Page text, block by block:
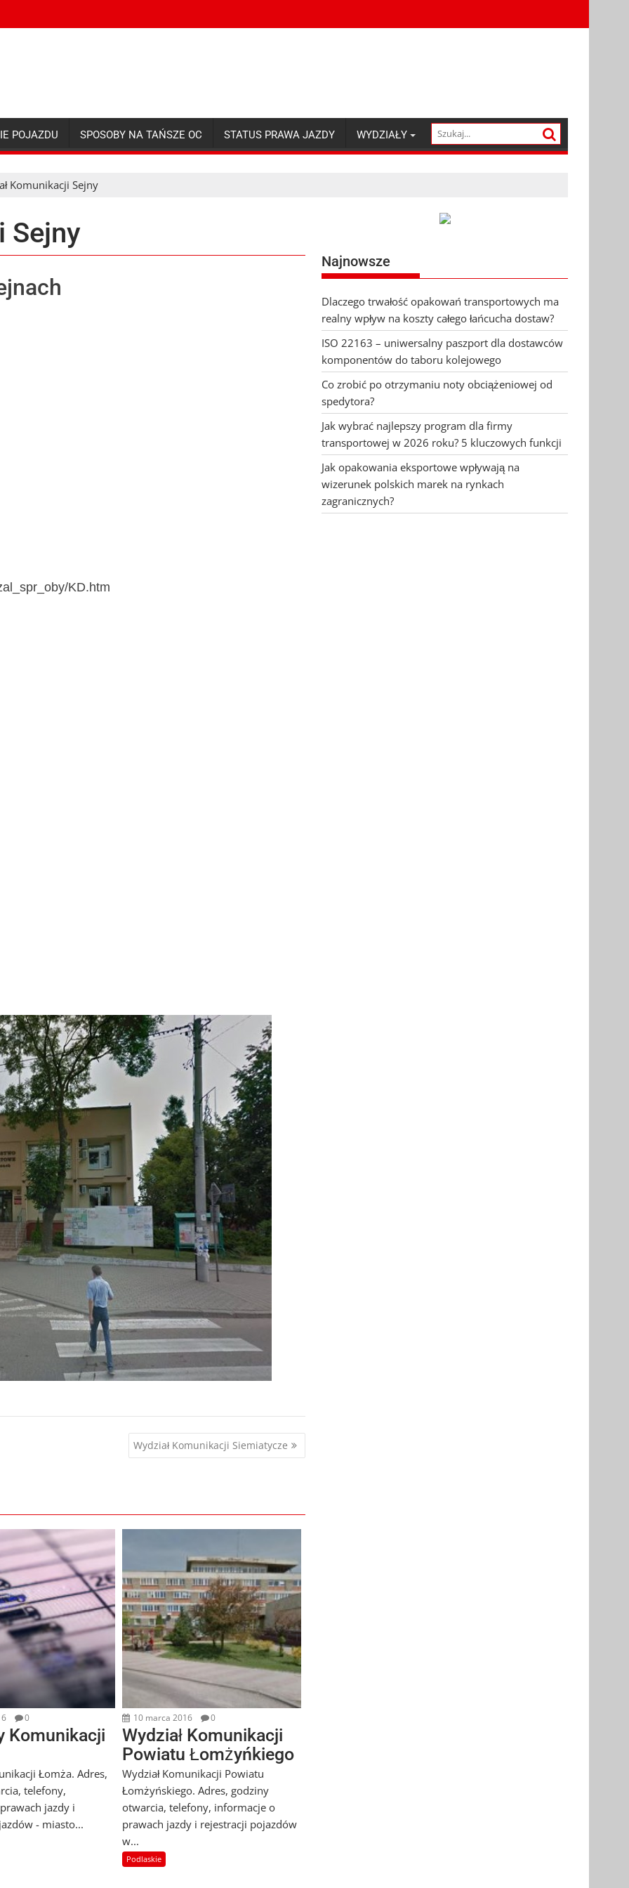
POJAZDU SPOSOBY NA TAŃSZE OC STATUS PRAWA JAZDY WYDZIAŁY
Komunikacji Sejny
Sejny
KD.htm
Wydział Komunikacji Siemiatycze
0
Komunikacji
Łomża. Adres,
telefony,
jazdy i
- miasto...
10 marca 2016 0
Wydział Komunikacji
Powiatu Łomżyńkiego
Wydział Komunikacji Powiatu
Łomżyńskiego. Adres, godziny
otwarcia, telefony, informacje o
prawach jazdy i rejestracji pojazdów
w...
Podlaskie
Najnowsze
Dlaczego trwałość opakowań transportowych ma
realny wpływ na koszty całego łańcucha dostaw?
ISO 22163 – uniwersalny paszport dla dostawców
komponentów do taboru kolejowego
Co zrobić po otrzymaniu noty obciążeniowej od
spedytora?
Jak wybrać najlepszy program dla firmy
transportowej w 2026 roku? 5 kluczowych funkcji
Jak opakowania eksportowe wpływają na
wizerunek polskich marek na rynkach
zagranicznych?